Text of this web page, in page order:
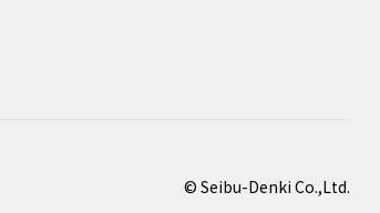
© Seibu-Denki Co.,Ltd.